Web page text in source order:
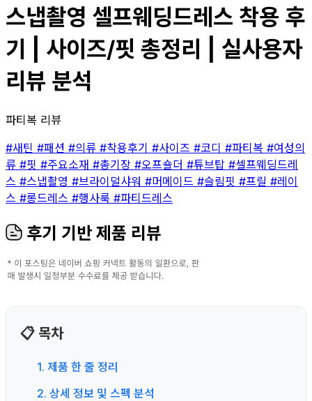
스냅촬영 셀프웨딩드레스 착용 후
기 | 사이즈/핏 총정리 | 실사용자
리뷰 분석
파티복 리뷰
#새틴 #패션 #의류 #착용후기 #사이즈 #코디 #파티복 #여성의
류 #핏 #주요소재 #총기장 #오프숄더 #튜브탑 #셀프웨딩드레
스 #스냅촬영 #브라이덜샤워 #머메이드 #슬림핏 #프릴 #레이
스 #롱드레스 #행사룩 #파티드레스
후기 기반 제품 리뷰
📋 목차
1. 제품 한 줄 정리
2. 상세 정보 및 스펙 분석